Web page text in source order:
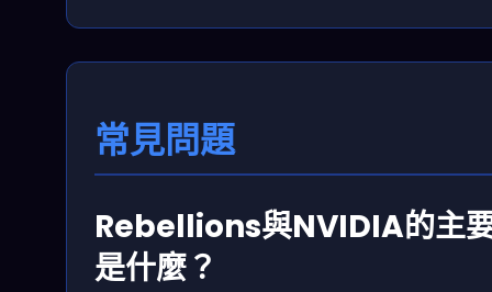
常見問題
Rebellions與NVIDIA的主
是什麼？